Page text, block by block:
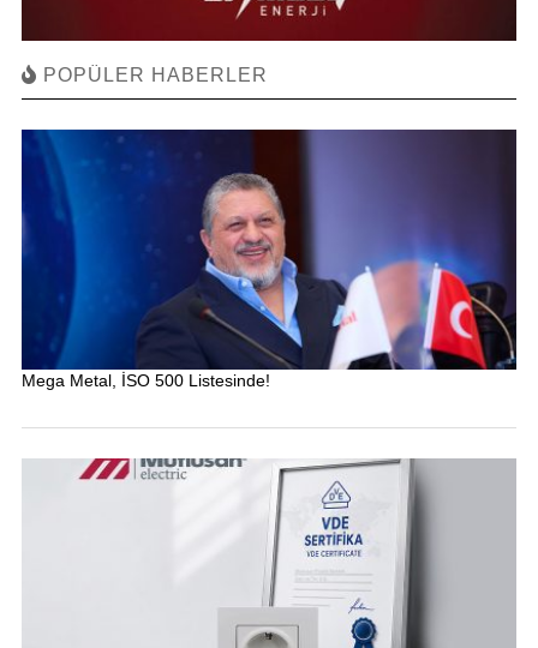
POPÜLER HABERLER
Mega Metal, İSO 500 Listesinde!